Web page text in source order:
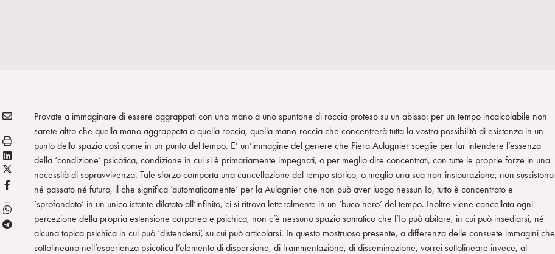
Condividi:
E
A
I
L
S
t
a
m
a
L
i
n
e
d
X
/
w
i
F
T
Provate a immaginare di essere aggrappati con una mano a uno spuntone di roccia proteso su un abisso: per un tempo incalcolabile non
sarete altro che quella mano aggrappata a quella roccia, quella mano-roccia che concentrerà tutta la vostra possibilità di esistenza in un
punto dello spazio così come in un punto del tempo. E’ un’immagine del genere che Piera Aulagnier sceglie per far intendere l’essenza
della ‘condizione’ psicotica, condizione in cui si è primariamente impegnati, o per meglio dire concentrati, con tutte le proprie forze in una
necessità di sopravvivenza. Tale sforzo comporta una cancellazione del tempo storico, o meglio una sua non-instaurazione, non sussistono
né passato né futuro, il che significa ‘automaticamente’ per la Aulagnier che non può aver luogo nessun Io, tutto è concentrato e
‘sprofondato’ in un unico istante dilatato all’infinito, ci si ritrova letteralmente in un ‘buco nero’ del tempo. Inoltre viene cancellata ogni
percezione della propria estensione corporea e psichica, non c’è nessuno spazio somatico che l’Io può abitare, in cui può insediarsi, né
alcuna topica psichica in cui può ‘distendersi’, su cui può articolarsi. In questo mostruoso presente, a differenza delle consuete immagini che
sottolineano nell’esperienza psicotica l’elemento di dispersione, di frammentazione, di disseminazione, vorrei sottolineare invece, al